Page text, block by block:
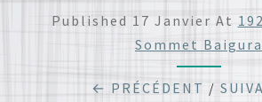
Published 17 Janvier At
Sommet Baigura
← PRÉCÉDENT /